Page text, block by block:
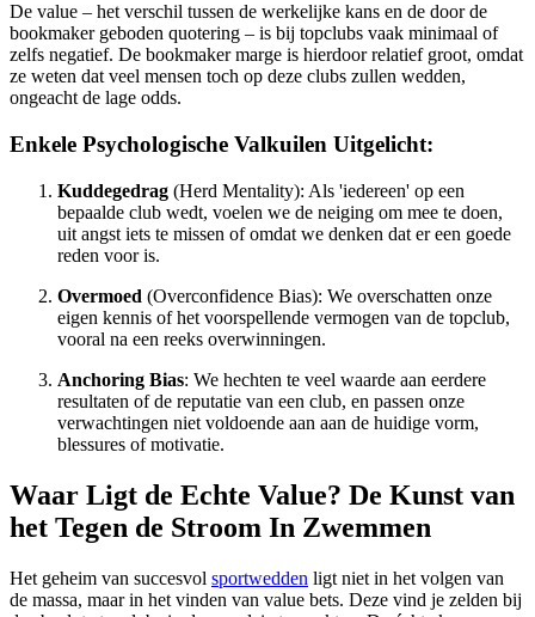
De value – het verschil tussen de werkelijke kans en de door de
bookmaker geboden quotering – is bij topclubs vaak minimaal of
zelfs negatief. De bookmaker marge is hierdoor relatief groot, omdat
ze weten dat veel mensen toch op deze clubs zullen wedden,
ongeacht de lage odds.
Enkele Psychologische Valkuilen Uitgelicht:
Kuddegedrag (Herd Mentality): Als 'iedereen' op een
bepaalde club wedt, voelen we de neiging om mee te doen,
uit angst iets te missen of omdat we denken dat er een goede
reden voor is.
Overmoed (Overconfidence Bias): We overschatten onze
eigen kennis of het voorspellende vermogen van de topclub,
vooral na een reeks overwinningen.
Anchoring Bias: We hechten te veel waarde aan eerdere
resultaten of de reputatie van een club, en passen onze
verwachtingen niet voldoende aan aan de huidige vorm,
blessures of motivatie.
Waar Ligt de Echte Value? De Kunst van
het Tegen de Stroom In Zwemmen
Het geheim van succesvol sportwedden ligt niet in het volgen van
de massa, maar in het vinden van value bets. Deze vind je zelden bij